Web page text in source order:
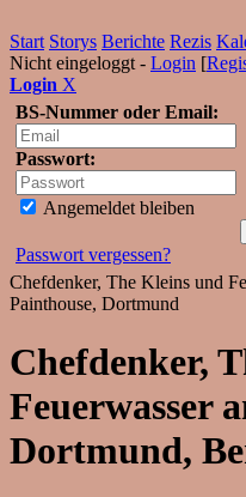
Start Storys Berichte Rezis
Nicht eingeloggt - Login [
Login X
BS-Nummer oder Email:
Passwort:
Angemeldet bleiben
Passwort vergessen?
Chefdenker, The Kleins und
Painthouse, Dortmund
Chefdenker,
Feuerwasser
Dortmund,